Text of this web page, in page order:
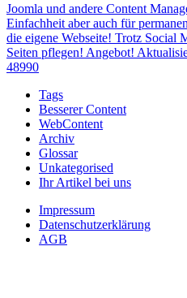
Joomla und andere Content
Einfachheit aber auch für
die eigene Webseite! Trotz Social
Seiten pflegen! Angebot!
48990
Tags
Besserer Content
WebContent
Archiv
Glossar
Unkategorised
Ihr Artikel bei uns
Impressum
Datenschutzerklärung
AGB